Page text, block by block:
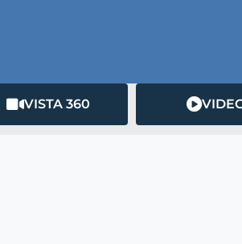
VISTA 360